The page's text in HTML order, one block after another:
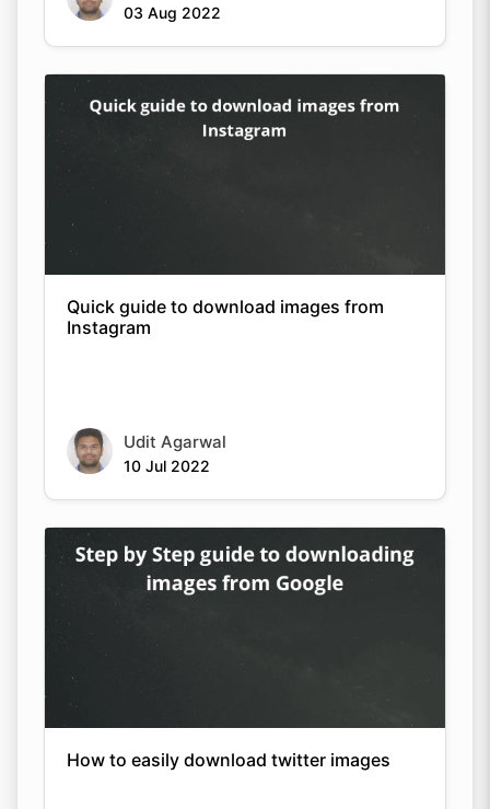
03 Aug 2022
Quick guide to download images from
Instagram
Udit Agarwal
10 Jul 2022
How to easily download twitter images